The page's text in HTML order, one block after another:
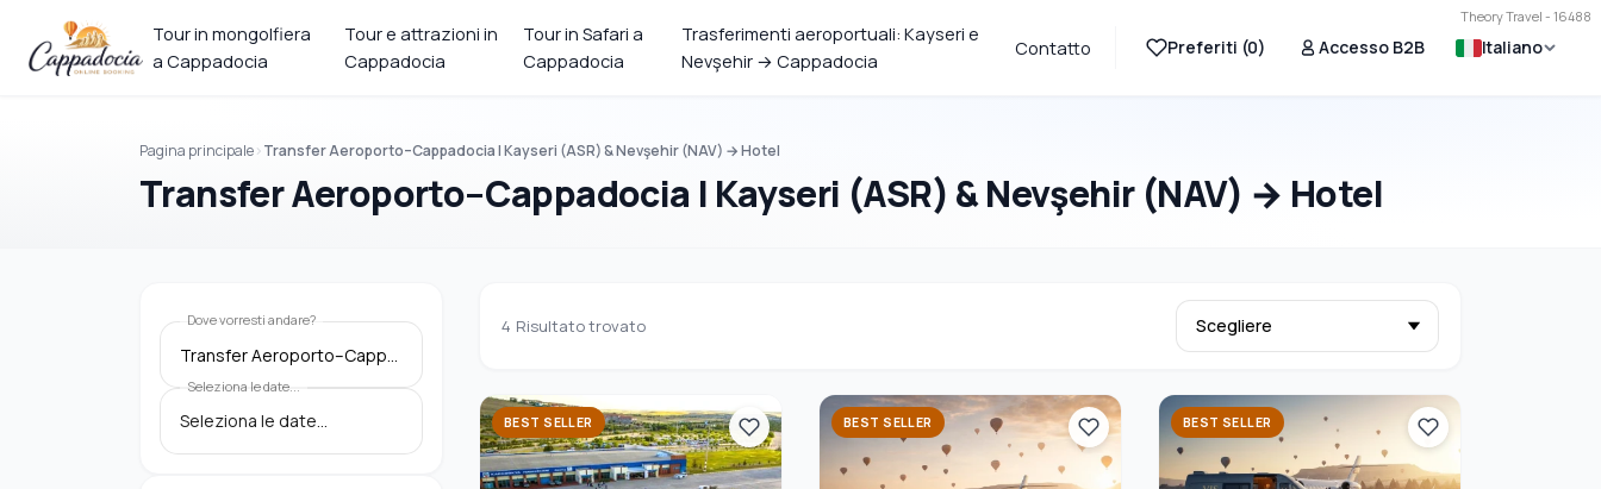
Theory Travel - 16488
Tour in mongolfiera
a Cappadocia
Tour e attrazioni in
Cappadocia
Tour in Safari a
Cappadocia
Trasferimenti aeroportuali: Kayseri e
Nevşehir → Cappadocia
Contatto Preferiti (0) Accesso B2B Italiano
Pagina principale Transfer Aeroporto–Cappadocia | Kayseri (ASR) & Nevşehir (NAV) → Hotel
Transfer Aeroporto–Cappadocia | Kayseri (ASR) & Nevşehir (NAV) → Hotel
Dove vorresti andare?
Transfer Aeroporto–Cappadocia | Kayseri (ASR) & Nevşehir (NAV) → Hotel
Seleziona le date...
4 Risultato trovato
BEST SELLER BEST SELLER BEST SELLER